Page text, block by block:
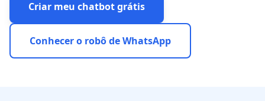
Criar meu chatbot grátis
Conhecer o robô de WhatsApp